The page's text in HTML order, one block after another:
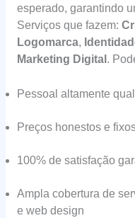
esperado, garantindo
Serviços que fazem:
Logomarca,
Marketing Digital .
Pessoal altamente
Preços honestos e
100% de satisfação
Ampla cobertura de
e web design